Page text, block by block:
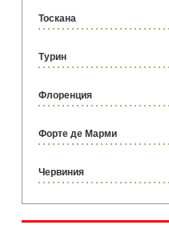
Тоскана
Турин
Флоренция
Форте де Марми
Червиния